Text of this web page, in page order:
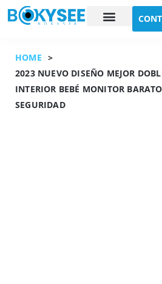
HOME >
2023 NUEVO DISEÑO MEJOR
INTERIOR BEBÉ MONITOR
SEGURIDAD